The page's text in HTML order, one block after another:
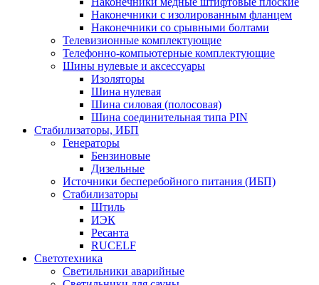
Наконечники с изолированным фланцем
Наконечники со срывными болтами
Телевизионные комплектующие
Телефонно-компьютерные комплектующие
Шины нулевые и аксессуары
Изоляторы
Шина нулевая
Шина силовая (полосовая)
Шина соединительная типа PIN
Стабилизаторы, ИБП
Генераторы
Бензиновые
Дизельные
Источники бесперебойного питания (ИБП)
Стабилизаторы
Штиль
ИЭК
Ресанта
RUCELF
Светотехника
Светильники аварийные